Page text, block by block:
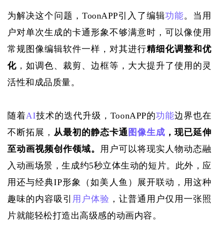
为解决这个问题， ToonAPP引入了编辑功能。当用
户对单次生成的卡通形象不够满意时，可以像使用
常规图像编辑软件一样，对其进行精细化调整和优
化 ，如调色、裁剪、边框等，大大提升了使用的灵
活性和成品质量。
随着AI技术的迭代升级， ToonAPP的功能边界也在
不断拓展 ， 从最初的静态卡通 图像生成 ，现已延伸
至动画视频创作领域。 用户可以将现实人物动态融
入动画场景，生成约5秒立体生动的短片。 此外 ， 应
用还与经典IP形象（如美人鱼）展开联动， 用这种
趣味的内容吸引 用户体验 ，让普通用户仅用一张照
片就能轻松打造出高级感的动画内容。